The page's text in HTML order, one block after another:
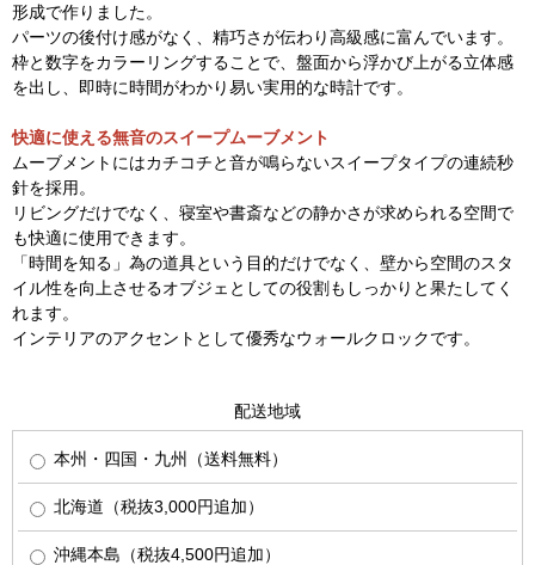
形成で作りました。
パーツの後付け感がなく、精巧さが伝わり高級感に富んでいます。
枠と数字をカラーリングすることで、盤面から浮かび上がる立体感
を出し、即時に時間がわかり易い実用的な時計です。
快適に使える無音のスイープムーブメント
ムーブメントにはカチコチと音が鳴らないスイープタイプの連続秒
針を採用。
リビングだけでなく、寝室や書斎などの静かさが求められる空間で
も快適に使用できます。
「時間を知る」為の道具という目的だけでなく、壁から空間のスタ
イル性を向上させるオブジェとしての役割もしっかりと果たしてく
れます。
インテリアのアクセントとして優秀なウォールクロックです。
配送地域
本州・四国・九州（送料無料）
北海道（税抜3,000円追加）
沖縄本島（税抜4,500円追加）